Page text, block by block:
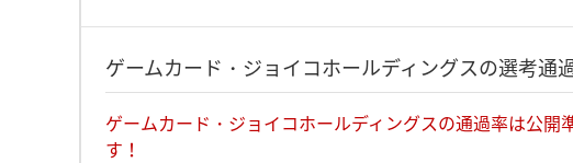
投票する
動画で知ろう！業界・企業研究
ゲームカード・ジョイコホールディングスの選考通
ゲームカード・ジョイコホールディングスの通過率は公
す！